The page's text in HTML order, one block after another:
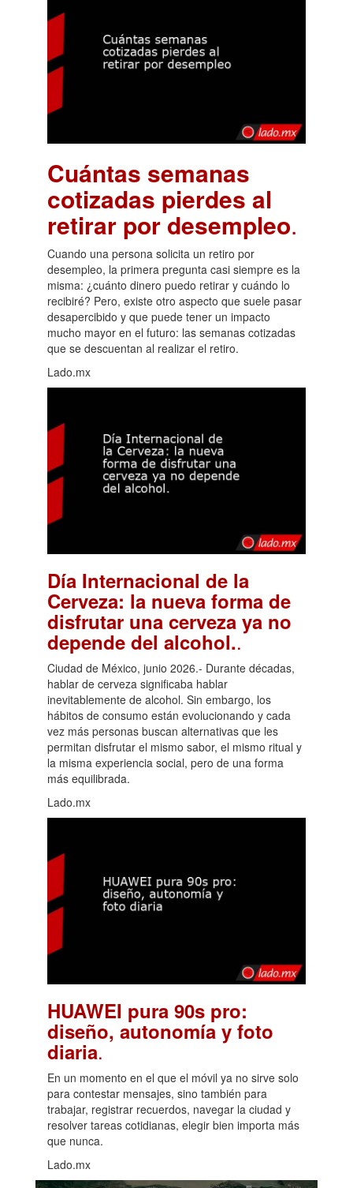
Cuántas semanas
cotizadas pierdes al
retirar por desempleo.
Cuando una persona solicita un retiro por
desempleo, la primera pregunta casi siempre es la
misma: ¿cuánto dinero puedo retirar y cuándo lo
recibiré? Pero, existe otro aspecto que suele pasar
desapercibido y que puede tener un impacto
mucho mayor en el futuro: las semanas cotizadas
que se descuentan al realizar el retiro.
Lado.mx
Día Internacional de la
Cerveza: la nueva forma de
disfrutar una cerveza ya no
depende del alcohol..
Ciudad de México, junio 2026.- Durante décadas,
hablar de cerveza significaba hablar
inevitablemente de alcohol. Sin embargo, los
hábitos de consumo están evolucionando y cada
vez más personas buscan alternativas que les
permitan disfrutar el mismo sabor, el mismo ritual y
la misma experiencia social, pero de una forma
más equilibrada.
Lado.mx
HUAWEI pura 90s pro:
diseño, autonomía y foto
diaria.
En un momento en el que el móvil ya no sirve solo
para contestar mensajes, sino también para
trabajar, registrar recuerdos, navegar la ciudad y
resolver tareas cotidianas, elegir bien importa más
que nunca.
Lado.mx